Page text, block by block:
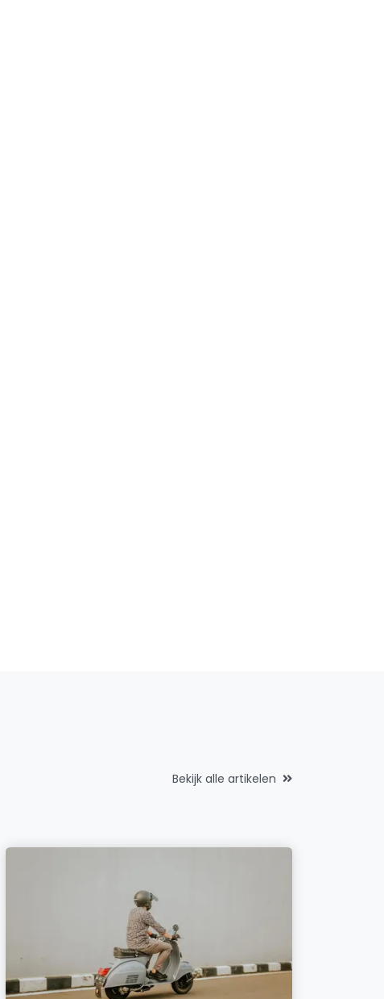
Bekijk alle artikelen